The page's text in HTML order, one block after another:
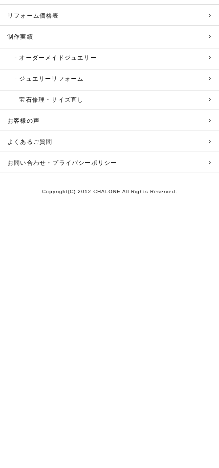
リフォーム価格表
制作実績
オーダーメイドジュエリー
ジュエリーリフォーム
宝石修理・サイズ直し
お客様の声
よくあるご質問
お問い合わせ・プライバシーポリシー
Copyright(C) 2012 CHALONE All Rights Reserved.